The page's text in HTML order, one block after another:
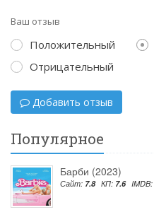
Ваш отзыв
Положительный
Отрицательный
Добавить отзыв
Популярное
Барби (2023)
Сайт: 7.8 КП: 7.6 IMDB: